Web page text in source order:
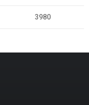
3980